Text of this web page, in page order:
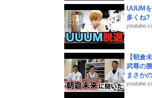
UUUM
多くね?
【朝倉
武尊の
まさか